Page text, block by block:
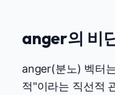
anger의 비
anger(분노) 벡터
적"이라는 직선적